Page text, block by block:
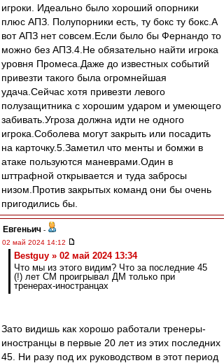
игроки. Идеально было хороший опорники
плюс АПЗ. Полупорники есть, ту бокс ту бокс.А
вот АПЗ нет совсем.Если было бы Фернандо то
можно без АПЗ.4.Не обязательно найти игрока
уровня Промеса.Даже до известных событий
привезти такого была огромнейшая
удача.Сейчас хотя привезти левого
полузащитника с хорошим ударом и умеющего
забивать.Угроза должна идти не одного
игрока.Соболева могут закрыть или посадить
на карточку.5.Заметил что менты и бомжи в
атаке пользуются маневрами.Один в
шттрафной открывается и туда забросы
низом.Против закрытых команд они бы очень
пригодились бы.
Евгеньич -
02 май 2024 14:12
Bestguy » 02 май 2024 13:34
Что мы из этого видим? Что за последние 45
(!) лет СМ проигрывал ДМ только при
тренерах-иностранцах
Зато видишь как хорошо работали тренеры-
иностранцы в первые 20 лет из этих последних
45. Ни разу под их руководством в этот период